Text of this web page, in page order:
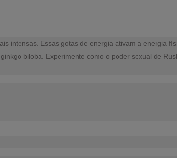
intensas. Essas gotas de energia ativam a energia
biloba. Experimente como o poder sexual de